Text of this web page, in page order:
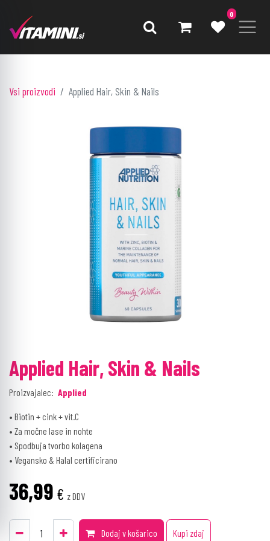
0
Vsi proizvodi Applied Hair, Skin & Nails
Applied Hair, Skin & Nails
Proizvajalec: Applied
• Biotin + cink + vit.C
• Za močne lase in nohte
• Spodbuja tvorbo kolagena
• Vegansko & Halal certificirano
36,99 € z DDV
Dodaj v košarico Kupi zdaj